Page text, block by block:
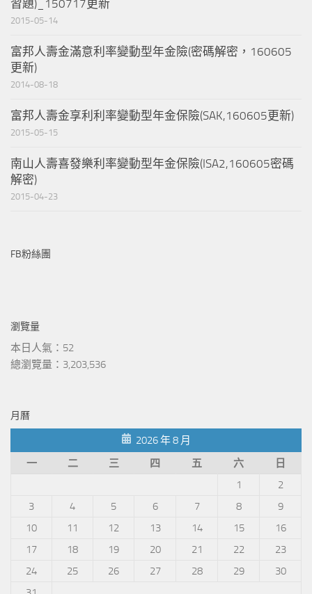
習題)_150717更新
2015-05-14
富邦人壽金滿意利率變動型年金險(密碼解密，160605
更新)
2014-08-18
富邦人壽金享利利率變動型年金保險(SAK,160605更新)
2015-05-15
南山人壽喜發樂利率變動型年金保險(ISA2,160605密碼
解密)
2015-04-23
FB粉絲團
瀏覽量
本日人氣：52
總瀏覽量：3,203,536
月曆
2026 年 8 月
一
二 三 四 五 六
日
1
2
3
4 5 6 7 8
9
10
11 12 13 14 15
16
17
18 19 20 21 22
23
24
25 26 27 28 29
30